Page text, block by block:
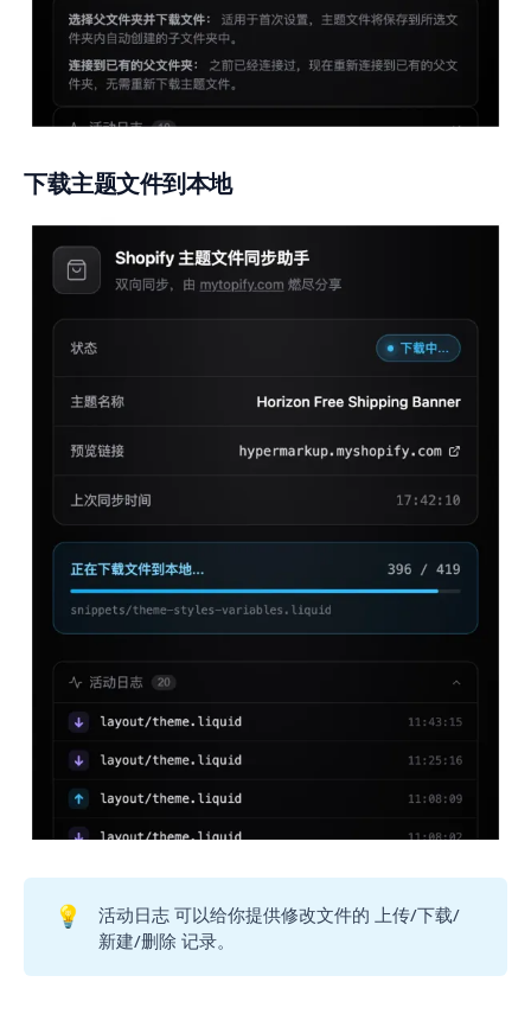
下载主题文件到本地
💡
活动日志 可以给你提供修改文件的 上传/下载/
新建/删除 记录。